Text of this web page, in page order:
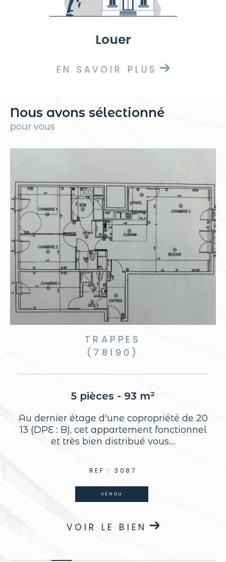
louer
EN SAVOIR PLUS
Nous avons sélectionné
pour vous
TRAPPES
(78190)
5 pièces - 93 m²
Au dernier étage d'une copropriété de 20
13 (DPE : B), cet appartement fonctionnel
et très bien distribué vous...
REF : 3087
VENDU
VOIR LE BIEN